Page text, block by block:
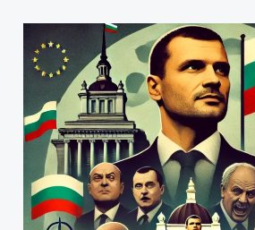
Victoria
Borisov
en
Bulgaria